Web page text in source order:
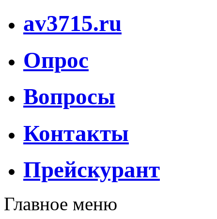
av3715.ru
Опрос
Вопросы
Контакты
Прейскурант
Главное меню